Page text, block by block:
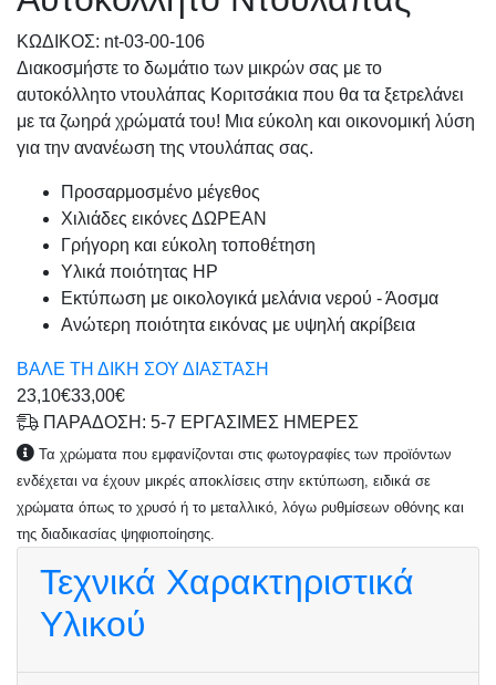
KΩΔΙΚΟΣ: nt-03-00-106
Διακοσμήστε το δωμάτιο των μικρών σας με το
αυτοκόλλητο ντουλάπας Κοριτσάκια που θα τα ξετρελάνει
με τα ζωηρά χρώματά του! Μια εύκολη και οικονομική λύση
για την ανανέωση της ντουλάπας σας.
Προσαρμοσμένo μέγεθος
Χιλιάδες εικόνες ΔΩΡΕΑΝ
Γρήγορη και εύκολη τοποθέτηση
Υλικά ποιότητας HP
Εκτύπωση με οικολογικά μελάνια νερού - Άοσμα
Ανώτερη ποιότητα εικόνας με υψηλή ακρίβεια
ΒΑΛΕ ΤΗ ΔΙΚΗ ΣΟΥ ΔΙΑΣΤΑΣΗ
23,10€33,00€
ΠΑΡΑΔΟΣΗ: 5-7 ΕΡΓΑΣΙΜΕΣ ΗΜΕΡΕΣ
Τα χρώματα που εμφανίζονται στις φωτογραφίες των προϊόντων
ενδέχεται να έχουν μικρές αποκλίσεις στην εκτύπωση, ειδικά σε
χρώματα όπως το χρυσό ή το μεταλλικό, λόγω ρυθμίσεων οθόνης και
της διαδικασίας ψηφιοποίησης.
Τεχνικά Χαρακτηριστικά
Υλικού